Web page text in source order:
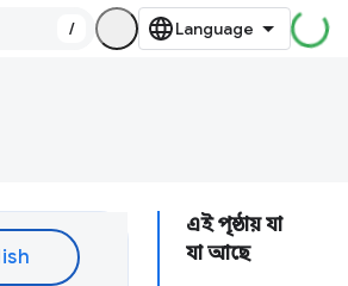
/
এই পৃষ্ঠায় যা
যা আছে